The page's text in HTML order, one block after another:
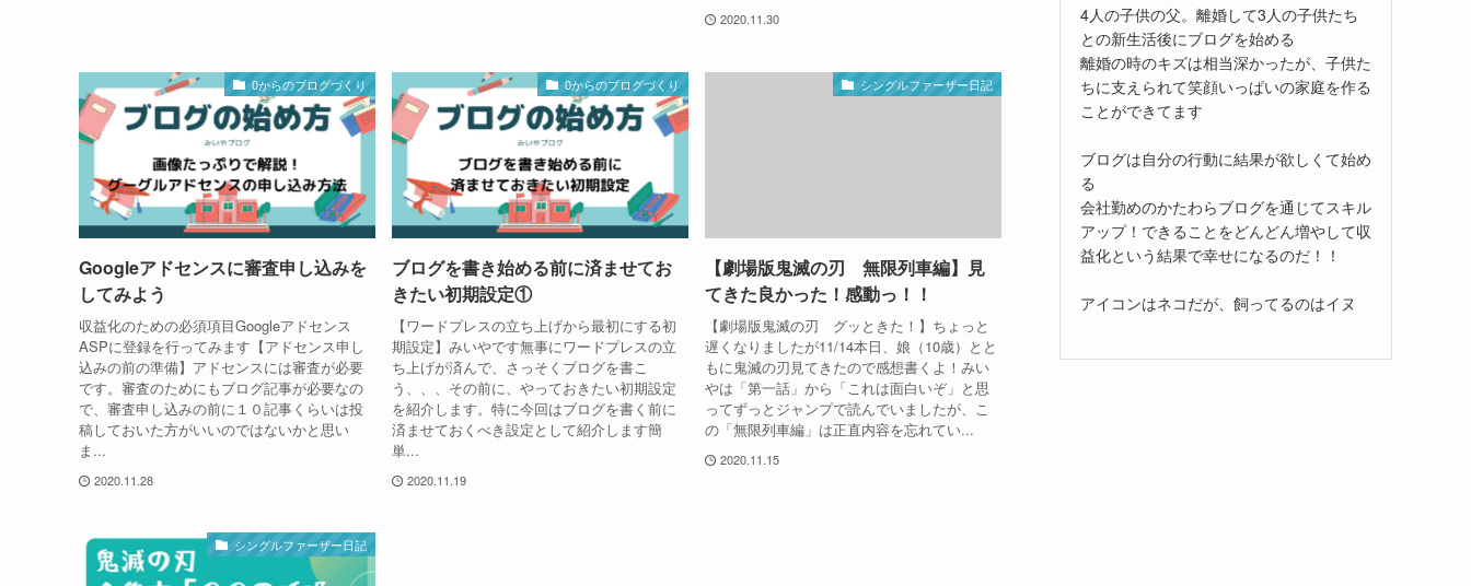
2020.11.30
0からのブログづくり
Googleアドセンスに審査申し込みを
してみよう
収益化のための必須項目Googleアドセンス
ASPに登録を行ってみます【アドセンス申し
込みの前の準備】アドセンスには審査が必要
です。審査のためにもブログ記事が必要なの
で、審査申し込みの前に１０記事くらいは投
稿しておいた方がいいのではないかと思い
ま...
2020.11.28
0からのブログづくり
ブログを書き始める前に済ませてお
きたい初期設定①
【ワードプレスの立ち上げから最初にする初
期設定】みいやです無事にワードプレスの立
ち上げが済んで、さっそくブログを書こ
う、、、その前に、やっておきたい初期設定
を紹介します。特に今回はブログを書く前に
済ませておくべき設定として紹介します簡
単...
2020.11.19
シングルファーザー日記
【劇場版鬼滅の刃 無限列車編】見
てきた良かった！感動っ！！
【劇場版鬼滅の刃 グッときた！】ちょっと
遅くなりましたが11/14本日、娘（10歳）とと
もに鬼滅の刃見てきたので感想書くよ！みい
やは「第一話」から「これは面白いぞ」と思
ってずっとジャンプで読んでいましたが、こ
の「無限列車編」は正直内容を忘れてい...
2020.11.15
シングルファーザー日記
4人の子供の父。離婚して3人の子供たち
との新生活後にブログを始める
離婚の時のキズは相当深かったが、子供た
ちに支えられて笑顔いっぱいの家庭を作る
ことができてます
ブログは自分の行動に結果が欲しくて始め
る
会社勤めのかたわらブログを通じてスキル
アップ！できることをどんどん増やして収
益化という結果で幸せになるのだ！！
アイコンはネコだが、飼ってるのはイヌ